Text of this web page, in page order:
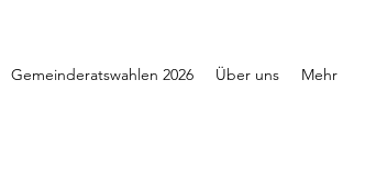
Gemeinderatswahlen 2026 Über uns Mehr